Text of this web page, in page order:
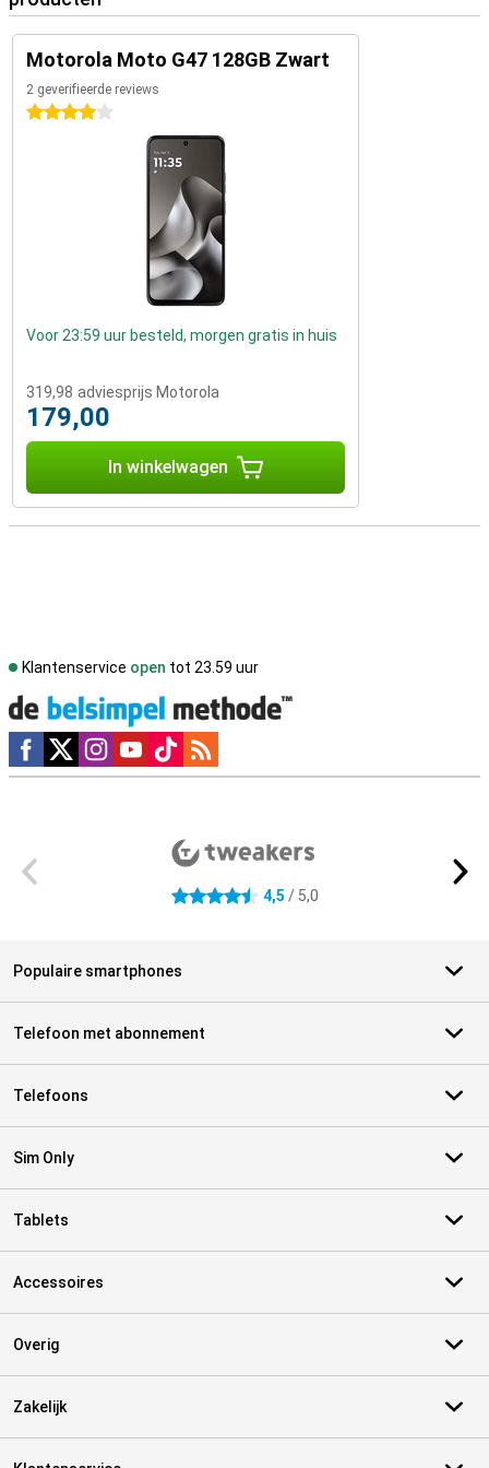
Motorola Moto G47 128GB Zwart
2 geverifieerde reviews
4 sterren
Voor 23:59 uur besteld, morgen gratis in huis
319,98 adviesprijs Motorola
179,00
In winkelwagen
Klantenservice open tot 23.59 uur
Social media
4.5 sterren 4,5 / 5,0
Populaire smartphones
Telefoon met abonnement
Telefoons
Sim Only
Tablets
Accessoires
Overig
Zakelijk